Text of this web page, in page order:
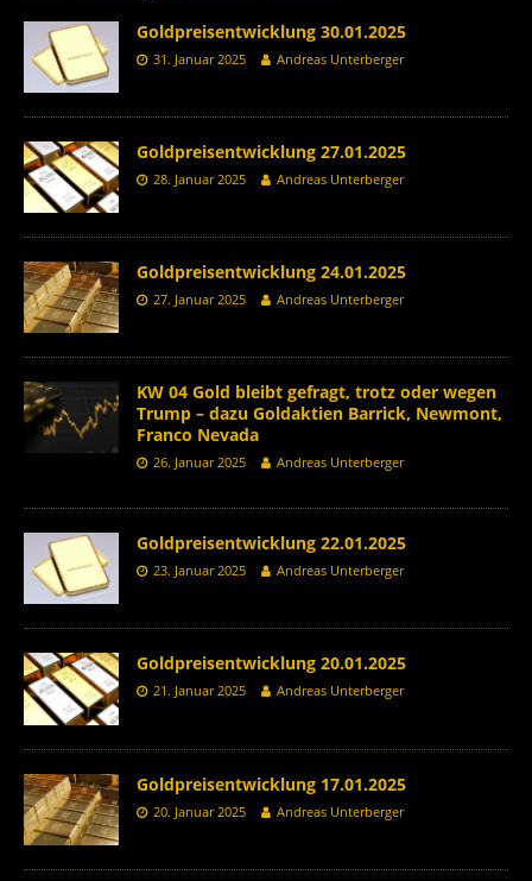
Goldpreisentwicklung 30.01.2025
31. Januar 2025 Andreas Unterberger
Goldpreisentwicklung 27.01.2025
28. Januar 2025 Andreas Unterberger
Goldpreisentwicklung 24.01.2025
27. Januar 2025 Andreas Unterberger
KW 04 Gold bleibt gefragt, trotz oder wegen
Trump – dazu Goldaktien Barrick, Newmont,
Franco Nevada
26. Januar 2025 Andreas Unterberger
Goldpreisentwicklung 22.01.2025
23. Januar 2025 Andreas Unterberger
Goldpreisentwicklung 20.01.2025
21. Januar 2025 Andreas Unterberger
Goldpreisentwicklung 17.01.2025
20. Januar 2025 Andreas Unterberger